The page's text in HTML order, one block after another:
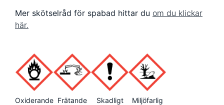
Mer skötselråd för spabad hittar du om du klickar
här.
Oxiderande Frätande Skadligt Miljöfarlig